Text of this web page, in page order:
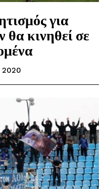
για
θα κινηθεί σε
2020